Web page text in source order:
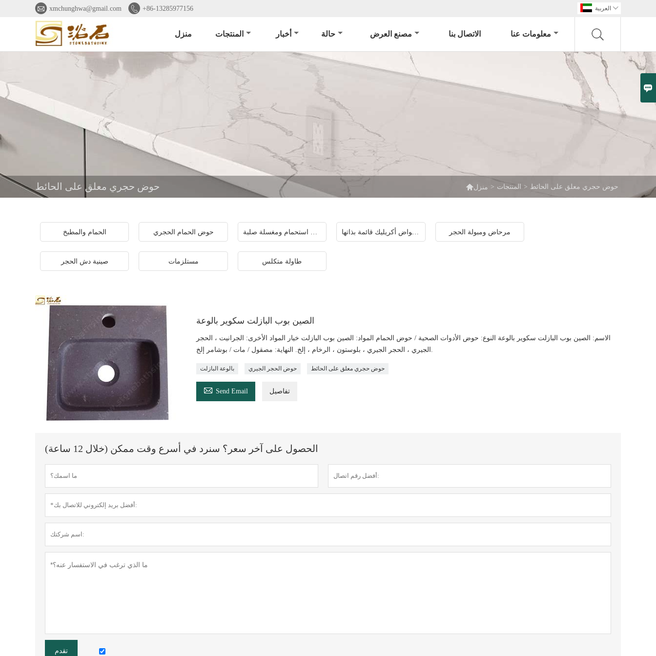

 xmchunghwa@gmail.com  +86-13285977156 العربية 
منزل المنتجات أخبار حالة مصنع العرض الاتصال بنا معلومات عنا
حوض حجري معلق على الحائط منزل > المنتجات > حوض حجري معلق على الحائط
الحمام والمطبخ حوض الحمام الحجري حوض استحمام ومغسلة صلبة بالوعة الركيزة الصلبة أحواض أكريليك قائمة بذاتها مرحاض ومبولة الحجر
صينية دش الحجر مستلزمات طاولة متكلس
الصين بوب البازلت سكوير بالوعة
الاسم: الصين بوب البازلت سكوير بالوعة النوع: حوض الأدوات الصحية / حوض الحمام المواد: الصين بوب البازلت خيار المواد الأخرى: الجرانيت ، الحجر
الجيري ، الحجر الجيري ، بلوستون ، الرخام ، إلخ. النهاية: مصقول / مات / بوشامر إلخ.
بالوعة البازلت حوض الحجر الجيري حوض حجري معلق على الحائط
 Send Email تفاصيل
الحصول على آخر سعر؟ سنرد في أسرع وقت ممكن (خلال 12 ساعة)
تقدم